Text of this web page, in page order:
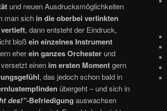
und neuen Ausdrucksmöglichkeiten
man sich in die oberbei verlinkten
, dann entsteht der Eindruck,
bloßein einzelnes Instrument
eherein ganzes Orchester und
versetzt einen im ersten Momentgern
, das jedoch schon bald in
übergeht – und sich in
des!”-Befriedigung auswachsen